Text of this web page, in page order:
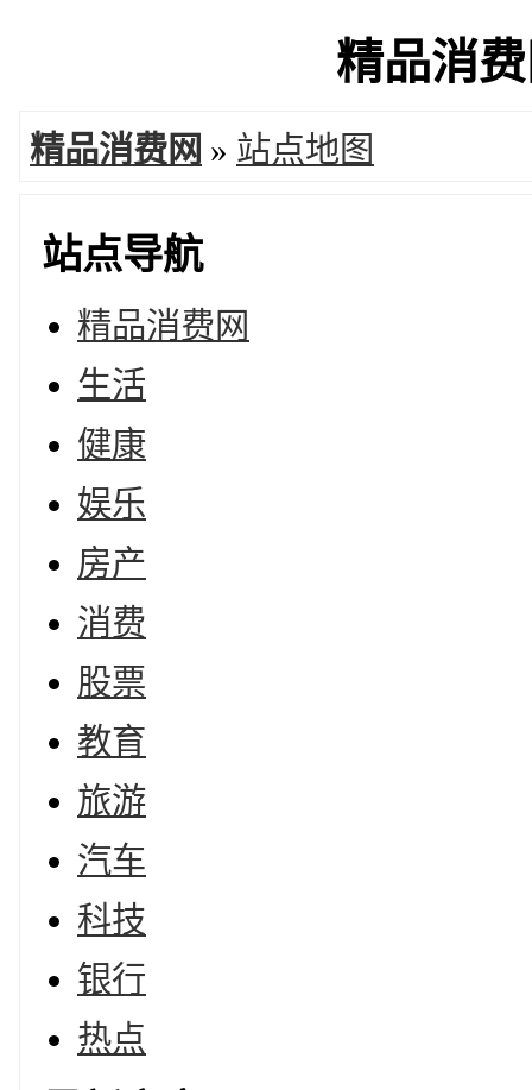
精品消
精品消费网 » 站点地图
站点导航
精品消费网
生活
健康
娱乐
房产
消费
股票
教育
旅游
汽车
科技
银行
热点